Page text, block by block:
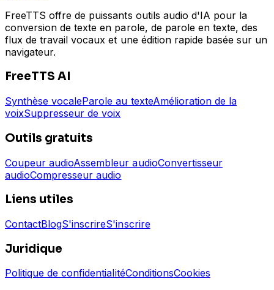
FreeTTS offre de puissants outils audio d'IA pour la
conversion de texte en parole, de parole en texte, des
flux de travail vocaux et une édition rapide basée sur un
navigateur.
FreeTTS AI
Synthèse vocaleParole au texteAmélioration de la
voixSuppresseur de voix
Outils gratuits
Coupeur audioAssembleur audioConvertisseur
audioCompresseur audio
Liens utiles
ContactBlogS'inscrireS'inscrire
Juridique
Politique de confidentialitéConditionsCookies